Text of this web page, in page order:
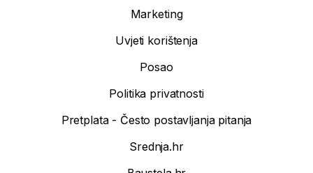
Marketing
Uvjeti korištenja
Posao
Politika privatnosti
Pretplata - Često postavljanja pitanja
Srednja.hr